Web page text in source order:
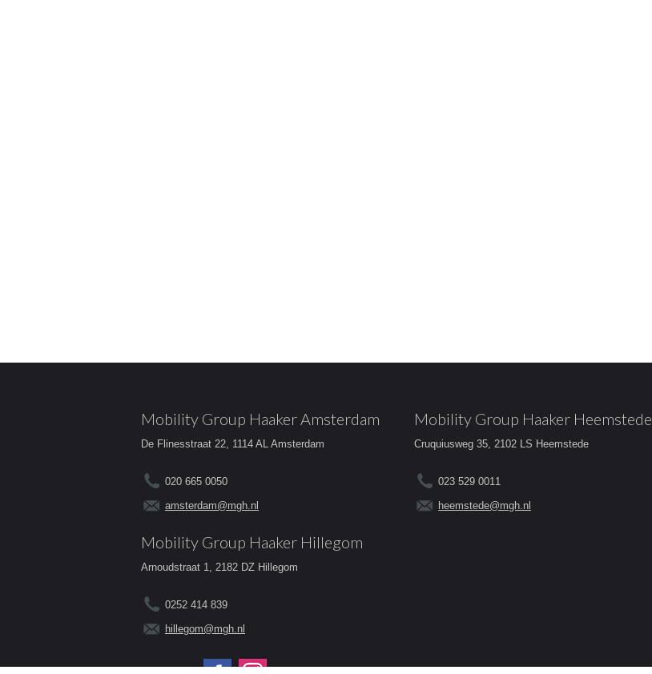
Mobility Group Haaker Amsterdam
De Flinesstraat 22, 1114 AL Amsterdam
020 665 0050
amsterdam@mgh.nl
Mobility Group Haaker Heemstede
Cruquiusweg 35, 2102 LS Heemstede
023 529 0011
heemstede@mgh.nl
Mobility Group Haaker Hillegom
Arnoudstraat 1, 2182 DZ Hillegom
0252 414 839
hillegom@mgh.nl
Volg ons op: